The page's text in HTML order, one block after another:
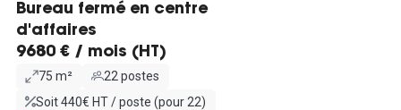
Bureau fermé en centre
d'affaires
9680 € / mois (HT)
75 m²
22 postes
Soit 440€ HT / poste (pour 22)